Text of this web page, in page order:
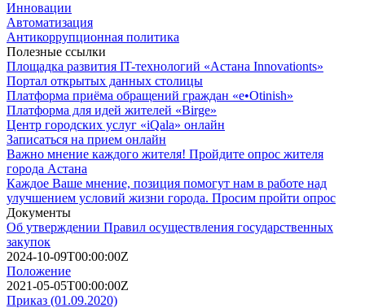
Инновации
Автоматизация
Антикоррупционная политика
Полезные ссылки
Площадка развития IT-технологий «Астана Innovationts»
Портал открытых данных столицы
Платформа приёма обращений граждан «e•Otinish»
Платформа для идей жителей «Birge»
Центр городских услуг «iQala» онлайн
Записаться на прием онлайн
Важно мнение каждого жителя! Пройдите опрос жителя
города Астана
Каждое Ваше мнение, позиция помогут нам в работе над
улучшением условий жизни города. Просим пройти опрос
Документы
Об утверждении Правил осуществления государственных
закупок
2024-10-09T00:00:00Z
Положение
2021-05-05T00:00:00Z
Приказ (01.09.2020)